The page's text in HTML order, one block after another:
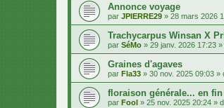
Annonce voyage
par JPIERRE29 » 28 mars 2026
Trachycarpus Winsan X
par SéMo » 29 janv. 2026 17:23 »
Graines d'agaves
par Fla33 » 30 nov. 2025 09:03 »
floraison générale... en
par Fool » 25 nov. 2025 20:24 »